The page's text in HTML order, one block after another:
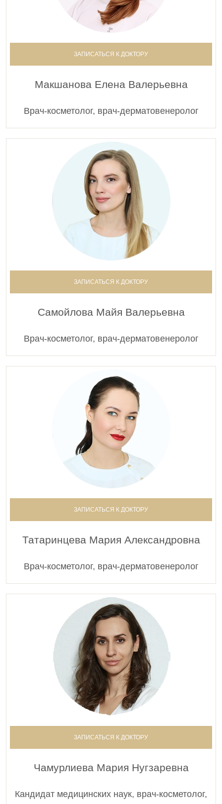
ЗАПИСАТЬСЯ К ДОКТОРУ
Макшанова Елена Валерьевна
Врач-косметолог, врач-дерматовенеролог
ЗАПИСАТЬСЯ К ДОКТОРУ
Самойлова Майя Валерьевна
Врач-косметолог, врач-дерматовенеролог
ЗАПИСАТЬСЯ К ДОКТОРУ
Татаринцева Мария Александровна
Врач-косметолог, врач-дерматовенеролог
ЗАПИСАТЬСЯ К ДОКТОРУ
Чамурлиева Мария Нугзаревна
Кандидат медицинских наук, врач-косметолог,